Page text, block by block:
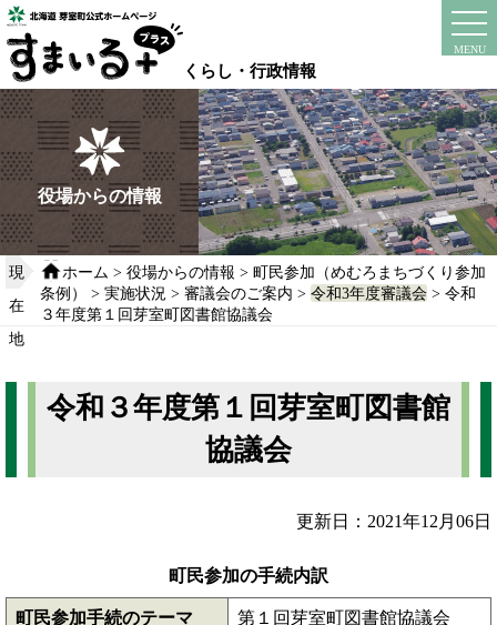
本
文
へ
移
動
る
くらし・行政情報
MENU
instagram
役場からの情報
現
在
地
ホーム >役場からの情報 >町民参加（めむろまちづくり参加
条例）
>実施状況 >審議会のご案内 >令和3年度審議会 > 令和
３年度第１回芽室町図書館協議会
令和３年度第１回芽室町図書館
協議会
更新日：2021年12月06日
町民参加の手続内訳
町民参加手続のテーマ 第１回芽室町図書館協議会